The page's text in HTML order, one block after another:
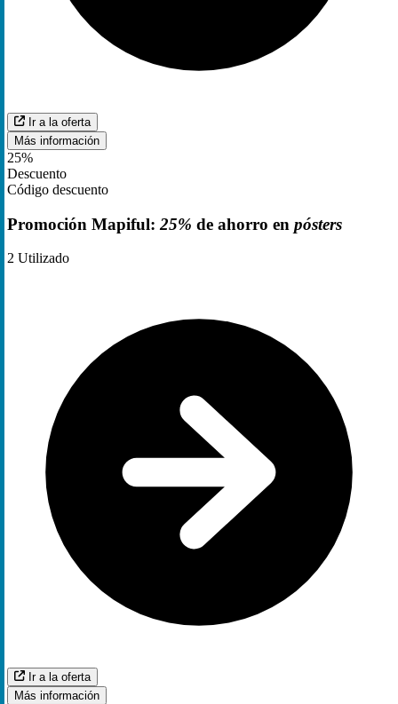
Ir a la oferta
Más información
25%
Descuento
Código descuento
Promoción Mapiful: 25% de ahorro en pósters
2 Utilizado
Ir a la oferta
Más información